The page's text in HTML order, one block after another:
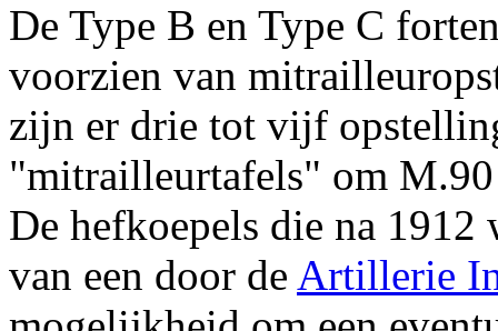
De Type B en Type C
voorzien van
zijn er drie tot vijf
"mitrailleurtafels" om
De hefkoepels die na
van een door de Artillerie